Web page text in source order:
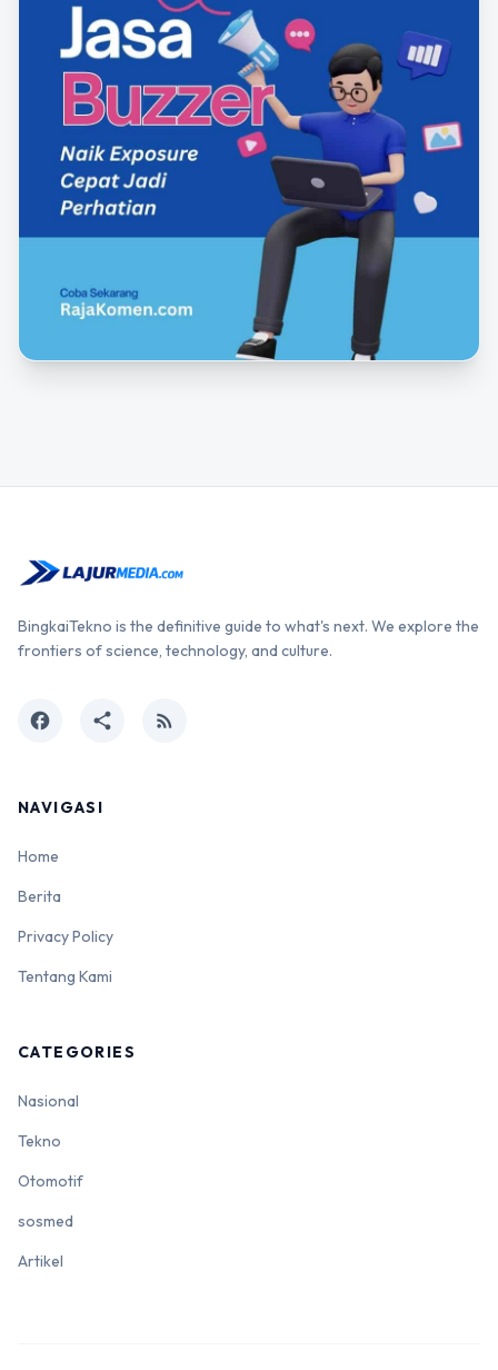
BingkaiTekno is the definitive guide to what's next. We explore the
frontiers of science, technology, and culture.
facebook share rss_feed
NAVIGASI
Home
Berita
Privacy Policy
Tentang Kami
CATEGORIES
Nasional
Tekno
Otomotif
sosmed
Artikel